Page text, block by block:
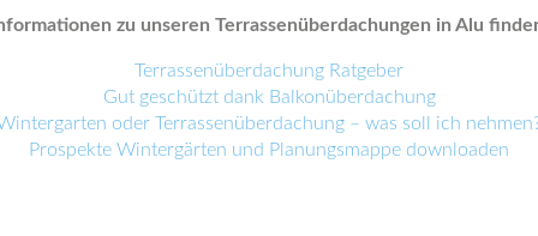
zu unseren Terrassenüberdachungen in Alu
Terrassenüberdachung Ratgeber
Gut geschützt dank Balkonüberdachung
oder Terrassenüberdachung – was soll ich
Prospekte Wintergärten und Planungsmappe downloaden